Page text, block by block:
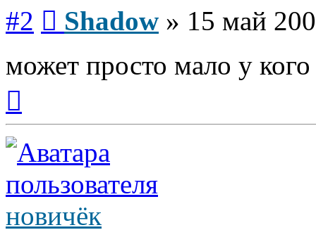
#2 Shadow » 15 май
может просто мало у кого
началу
новичёк